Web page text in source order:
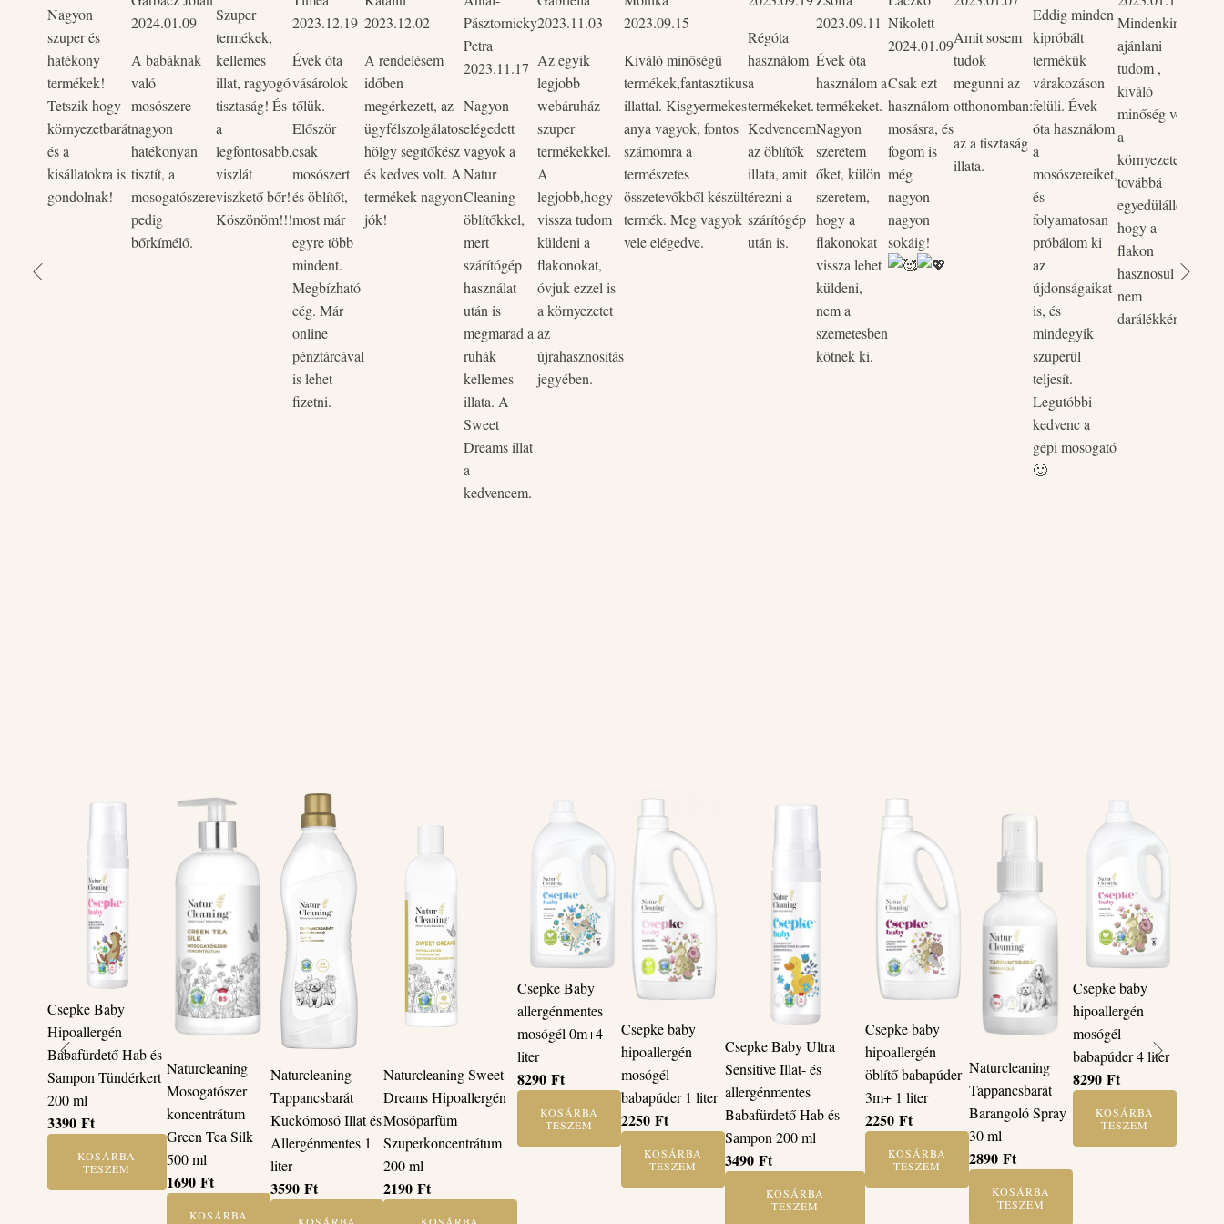
Nagyon
szuper és
hatékony
termékek!
Tetszik hogy
környezetbarát
és a
kisállatokra is
gondolnak!
2024.01.09
A babáknak
való
mosószere
nagyon
hatékonyan
tisztít, a
mosogatószere
pedig
bőrkímélő.
Szuper
termékek,
kellemes
illat, ragyogó
tisztaság! És
a
legfontosabb,
viszlát
viszkető bőr!
Köszönöm!!!
2023.12.19
Évek óta
vásárolok
tőlük.
Először
csak
mosószert
és öblítőt,
most már
egyre több
mindent.
Megbízható
cég. Már
online
pénztárcával
is lehet
fizetni.
2023.12.02
A rendelésem
időben
megérkezett, az
ügyfélszolgálatos
hölgy segítőkész
és kedves volt. A
termékek nagyon
jók!
Pásztornicky
Petra
2023.11.17
Nagyon
elégedett
vagyok a
Natur
Cleaning
öblítőkkel,
mert
szárítógép
használat
után is
megmarad a
ruhák
kellemes
illata. A
Sweet
Dreams illat
a
kedvencem.
2023.11.03
Az egyik
legjobb
webáruház
szuper
termékekkel.
A
legjobb,hogy
vissza tudom
küldeni a
flakonokat,
óvjuk ezzel is
a környezetet
az
újrahasznosítás
jegyében.
2023.09.15
Kiváló minőségű
termékek,fantasztikus
illattal. Kisgyermekes
anya vagyok, fontos
számomra a
természetes
összetevőkből készült
termék. Meg vagyok
vele elégedve.
Régóta
használom
a
termékeket.
Kedvencem
az öblítők
illata, amit
érezni a
szárítógép
után is.
2023.09.11
Évek óta
használom a
termékeket.
Nagyon
szeretem
őket, külön
szeretem,
hogy a
flakonokat
vissza lehet
küldeni,
nem a
szemetesben
kötnek ki.
Nikolett
2024.01.09
Csak ezt
használom
mosásra, és
fogom is
még
nagyon
nagyon
sokáig!
Amit sosem
tudok
megunni az
otthonomban:
az a tisztaság
illata.
Eddig minden
kipróbált
termékük
várakozáson
felüli. Évek
óta használom
a
mosószereiket,
és
folyamatosan
próbálom ki
az
újdonságaikat
is, és
mindegyik
szuperül
teljesít.
Legutóbbi
kedvenc a
gépi mosogató
🙂
Mindenkinek
ajánlani
tudom ,
kiváló
minőség védi
a
környezetet,
továbbá
egyedülálló,
hogy a
flakon
hasznosul
nem
darálékként.
Csepke Baby
Hipoallergén
Babafürdető Hab és
Sampon Tündérkert
200 ml
3390 Ft
KOSÁRBA
TESZEM
Naturcleaning
Mosogatószer
koncentrátum
Green Tea Silk
500 ml
1690 Ft
KOSÁRBA
Naturcleaning
Tappancsbarát
Kuckómosó Illat és
Allergénmentes 1
liter
3590Ft
Naturcleaning Sweet
Dreams Hipoallergén
Mosóparfüm
Szuperkoncentrátum
200 ml
2190 Ft
Csepke Baby
allergénmentes
mosógél 0m+4
liter
8290Ft
KOSÁRBA
TESZEM
Csepke baby
hipoallergén
mosógél
babapúder 1 liter
2250Ft
KOSÁRBA
TESZEM
Csepke Baby Ultra
Sensitive Illat- és
allergénmentes
Babafürdető Hab és
Sampon 200 ml
3490Ft
KOSÁRBA
TESZEM
Csepke baby
hipoallergén
öblítő babapúder
3m+ 1 liter
2250 Ft
KOSÁRBA
TESZEM
Naturcleaning
Tappancsbarát
Barangoló Spray
30 ml
2890 Ft
KOSÁRBA
TESZEM
Csepke baby
hipoallergén
mosógél
babapúder 4 liter
8290 Ft
KOSÁRBA
TESZEM